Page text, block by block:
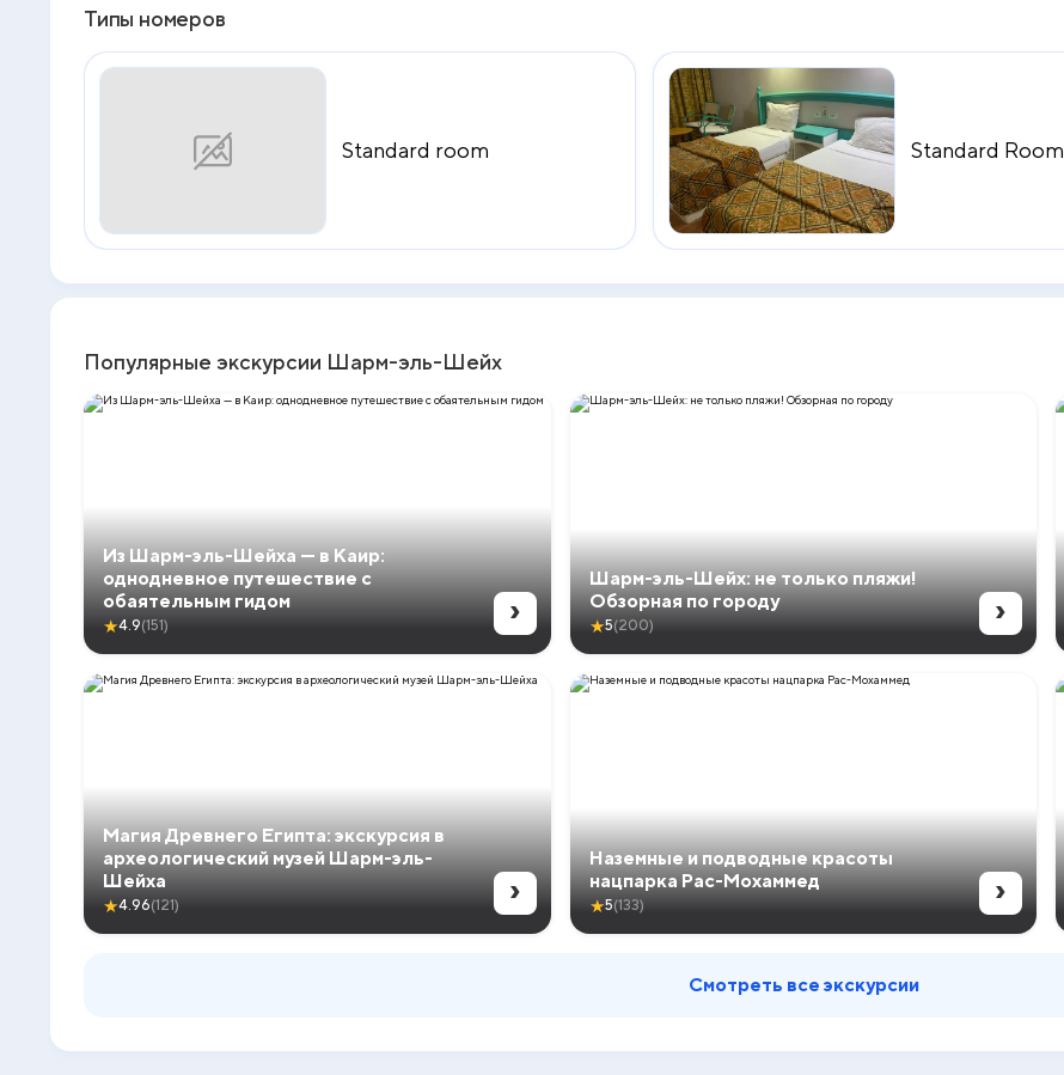
пряжам бесплатно курсирует автобус. Полотенца, шезлонги, зонтики.
Типы номеров
Standard room Standard Room
Популярные экскурсии Шарм-эль-Шейх
Из Шарм-эль-Шейха — в Каир:
однодневное путешествие с
обаятельным гидом
★4.9(151) ›
Шарм-эль-Шейх: не только пляжи!
Обзорная по городу
★5(200) ›
Магия Древнего Египта: экскурсия в
археологический музей Шарм-эль-
Шейха
★4.96(121) ›
Наземные и подводные красоты
нацпарка Рас-Мохаммед
★5(133) ›
Смотреть все экскурсии